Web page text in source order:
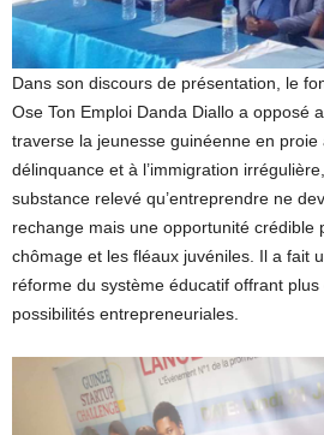
Dans son discours de présentation, le
Ose Ton Emploi Danda Diallo a opposé
traverse la jeunesse guinéenne en proie
délinquance et à l’immigration
substance relevé qu’entreprendre ne
rechange mais une opportunité crédible
chômage et les fléaux juvéniles. Il a fait
réforme du système éducatif offrant
possibilités entrepreneuriales.